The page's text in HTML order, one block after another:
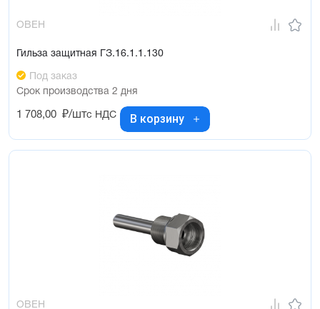
ОВЕН
Гильза защитная ГЗ.16.1.1.130
Под заказ
Срок производства 2 дня
1 708,00 ₽/штс НДС В корзину
ОВЕН